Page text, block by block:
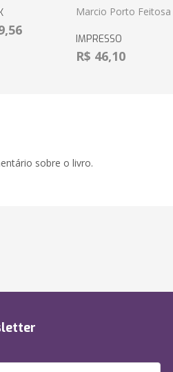
Marcio Porto Feitosa
IMPRESSO
R$ 46,10
sobre o livro.